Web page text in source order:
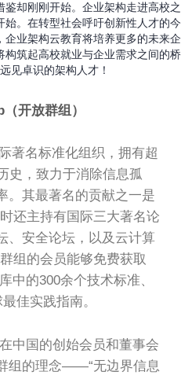
却刚刚开始。企业架构走进高校之
。在转型社会呼吁创新性人才的今
业架构云教育将培养更多的未来企
筑起高校就业与企业需求之间的桥
见卓识的架构人才！
开放群组）
名标准化组织，拥有超
史，致力于消除信息孤
。其最著名的贡献之一是
还主持有国际三大著名论
、安全论坛，以及云计算
组的会员能够免费获取
中的300余个技术标准、
佳实践指南。
国的创始会员和董事会
组的理念——“无边界信息